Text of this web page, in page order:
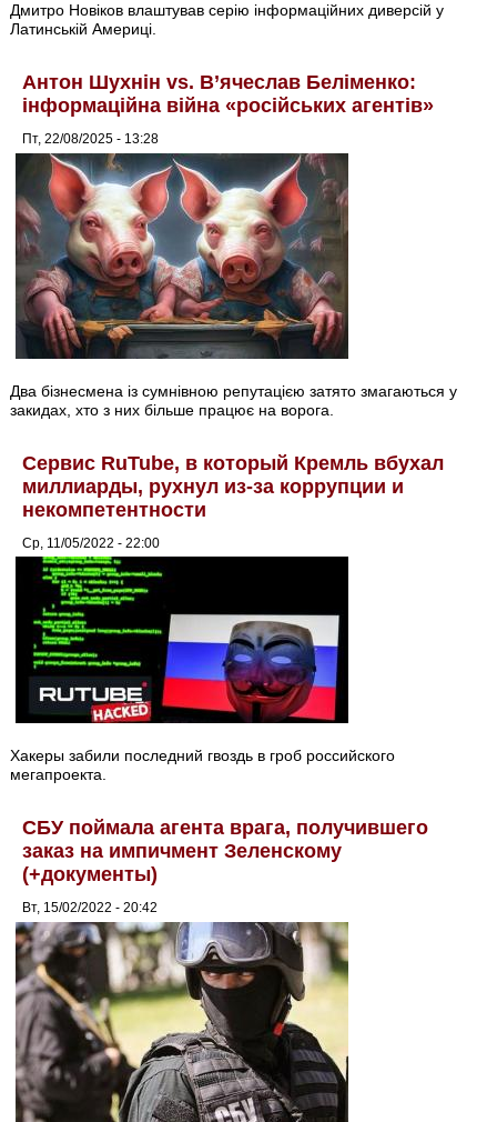
Дмитро Новіков влаштував серію інформаційних диверсій у
Латинській Америці.
Антон Шухнін vs. В’ячеслав Беліменко:
інформаційна війна «російських агентів»
Пт, 22/08/2025 - 13:28
Два бізнесмена із сумнівною репутацією затято змагаються у
закидах, хто з них більше працює на ворога.
Сервис RuTube, в который Кремль вбухал
миллиарды, рухнул из-за коррупции и
некомпетентности
Ср, 11/05/2022 - 22:00
Хакеры забили последний гвоздь в гроб российского
мегапроекта.
СБУ поймала агента врага, получившего
заказ на импичмент Зеленскому
(+документы)
Вт, 15/02/2022 - 20:42